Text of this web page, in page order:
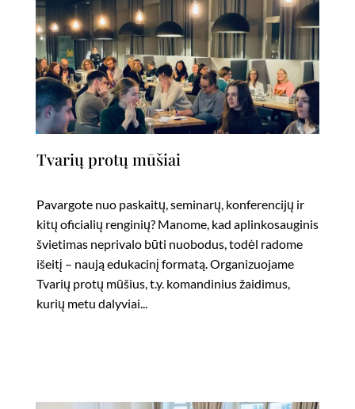
Tvarių protų mūšiai
Pavargote nuo paskaitų, seminarų, konferencijų ir
kitų oficialių renginių? Manome, kad aplinkosauginis
švietimas neprivalo būti nuobodus, todėl radome
išeitį – naują edukacinį formatą. Organizuojame
Tvarių protų mūšius, t.y. komandinius žaidimus,
kurių metu dalyviai...